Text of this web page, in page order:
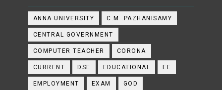
ANNA UNIVERSITY C.M .PAZHANISAMY
CENTRAL GOVERNMENT
COMPUTER TEACHER CORONA
CURRENT DSE EDUCATIONAL EE
EMPLOYMENT EXAM GOD